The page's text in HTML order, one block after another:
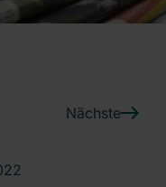
Nächste